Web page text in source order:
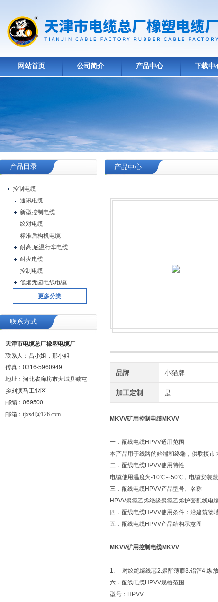
网站首页 公司简介 产品中心 下载中
产品目录
控制电缆
通讯电缆
新型控制电缆
绞对电缆
标准盾构机电缆
耐高,底温行车电缆
耐火电缆
控制电缆
低烟无卤电线电缆
更多分类
联系方式
天津市电缆总厂橡塑电缆厂
联系人：吕小姐，邢小姐
传真：0316-5960949
地址：河北省廊坊市大城县臧屯
乡刘演马工业区
邮编：069500
邮箱： tjxsdl@126.com
产品中心
品牌 小猫牌
加工定制 是
MKVV矿用控制电缆MKVV
一．配线电缆HPVV适用范围
本产品用于线路的始端和终端，供联接
二．配线电缆HPVV使用特性
电缆使用温度为-10℃～50℃，电缆安装
三．配线电缆HPVV产品型号、名称
HPVV聚氯乙烯绝缘聚氯乙烯护套配线电
四．配线电缆HPVV使用条件：沿建筑物
五．配线电缆HPVV产品结构示意图
MKVV矿用控制电缆MKVV
1. 对绞绝缘线芯2.聚酯薄膜3.铝箔4.纵
六．配线电缆HPVV规格范围
型号：HPVV